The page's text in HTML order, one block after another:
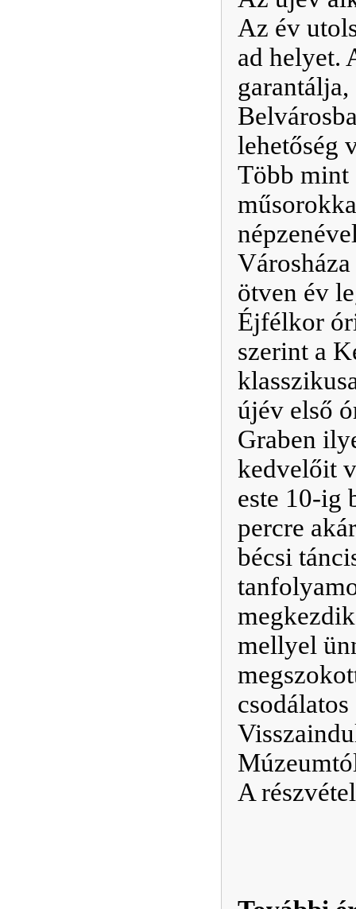
Az év
ad helyet.
lehetőség
Több mint
ötven év
Éjfélkor
szerint a
újév első
Graben
kedvelőit
este 10-ig
percre
bécsi
mellyel
A